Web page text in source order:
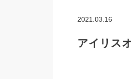
2021.03.16
アイリス